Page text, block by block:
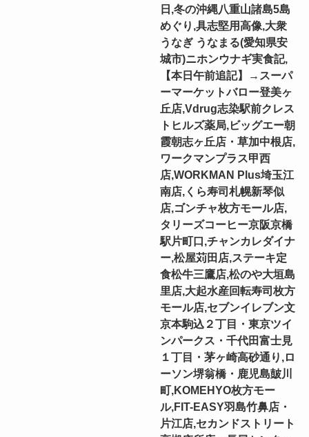
日,冬の沖縄八重山諸島5島
めぐり,具志堅用高像,大衆
うなぎ うなまる(愛知県安
城市)ニホンウナギ実食記,
【本日午前追記】→スーパ
ーマーケットバロー登美ヶ
丘店,Vdrug志染駅前クレス
トヒルズ薬局,ビッグエー朝
霞朝志ヶ丘店・草加中根店,
ワークマンプラス甲西
店,WORKMAN Plus埼玉江
南店,くら寿司札幌新琴似
店,ゴンチャ枚方モール店,
タリーズコーヒー京阪京橋
駅片町口,チャンカレダイナ
ー,松屋苅田店,ステーキ定
食松牛三鷹店,松のや大垣島
里店,大起水産回転寿司枚方
モール店,セブンイレブン文
京本駒込２丁目・東京ツイ
ンパークス・千代田富士見
１丁目・茅ヶ崎高砂通り,ロ
ーソン堺翁橋・鹿児島皷川
町,KOMEHYO枚方モー
ル,FIT-EASY羽島竹鼻店・
片江店,セカンドストリート